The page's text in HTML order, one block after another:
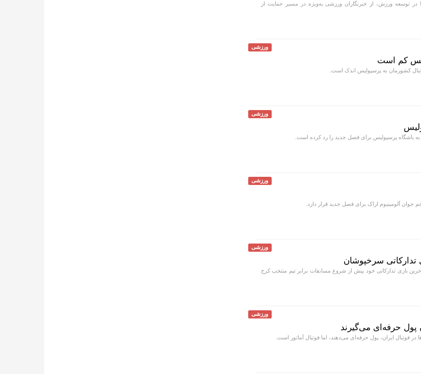
در توسعه ورزش، از خبرنگاران ورزشی به‌ویژه در مسیر حمایت از
ورزشی
کم است
کشورمان به پرسپولیس اندک است.
ورزشی
به باشگاه پرسپولیس برای فصل جدید را رد کرده است.
ورزشی
جوان آلومینیوم اراک برای فصل جدید قرار دارد.
ورزشی
تدارکاتی سرخپوشان
بازی تدارکاتی خود پیش از شروع مسابقات برابر تیم منتخب کرج
ورزشی
پول حرفه‌ای می‌گیرند
فوتبال ایران، پول حرفه‌ای می‌دهند، اما فوتبال آماتور است.